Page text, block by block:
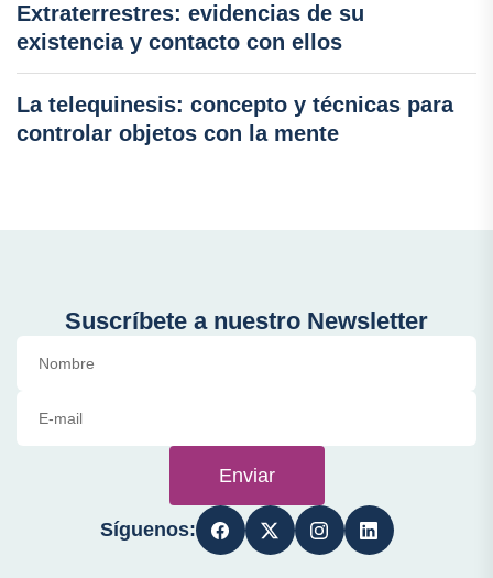
Extraterrestres: evidencias de su
existencia y contacto con ellos
La telequinesis: concepto y técnicas para
controlar objetos con la mente
Suscríbete a nuestro Newsletter
Enviar
Síguenos: